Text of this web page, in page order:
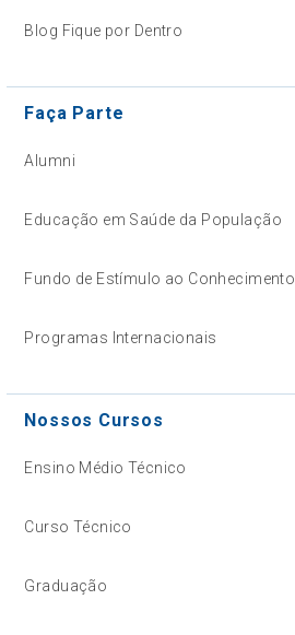
Blog Fique por Dentro
Faça Parte
Alumni
Educação em Saúde da População
Fundo de Estímulo ao Conhecimento
Programas Internacionais
Nossos Cursos
Ensino Médio Técnico
Curso Técnico
Graduação